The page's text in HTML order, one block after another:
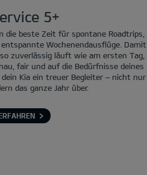
5+
die beste Zeit für spontane Roadtrips,
Wochenendausflüge. Damit
zuverlässig läuft wie am ersten Tag,
fair und auf die Bedürfnisse deines
Kia ein treuer Begleiter – nicht nur
das ganze Jahr über.